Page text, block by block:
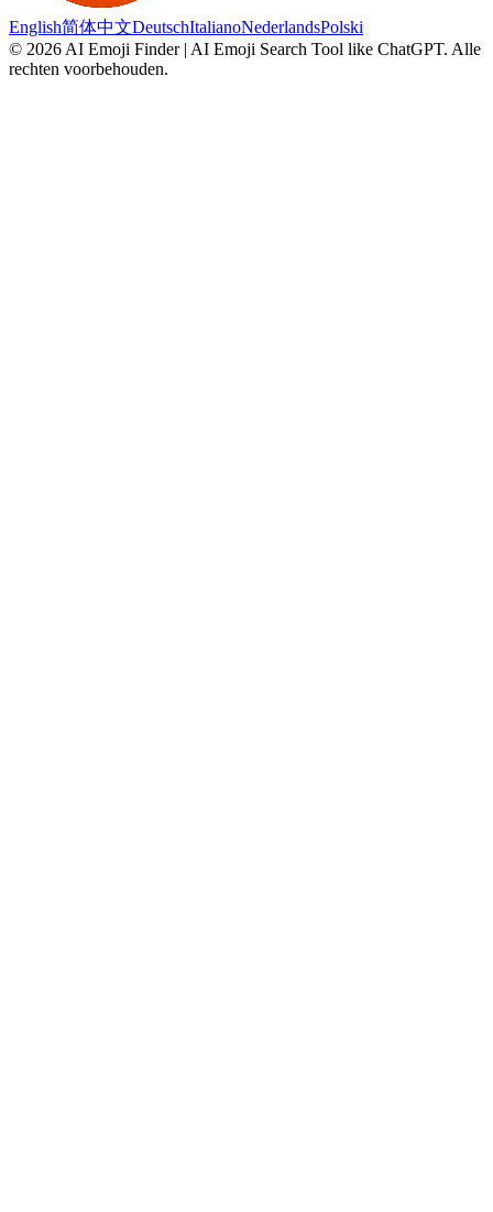
English简体中文DeutschItalianoNederlandsPolski
© 2026 AI Emoji Finder | AI Emoji Search Tool like ChatGPT. Alle
rechten voorbehouden.